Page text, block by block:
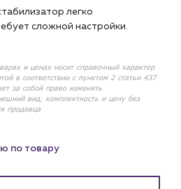
легко
сложной настройки.
и ценах носит справочный характер
в соответствии с пунктом 2 статьи 437
за собой право изменять
вид, комплектность и цену без
продавца
по товару